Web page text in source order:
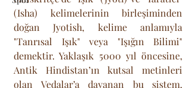
(Isha) kelimelerinin birleşiminden
doğan Jyotish, kelime anlamıyla
"Tanrısal Işık" veya "Işığın Bilimi"
demektir. Yaklaşık 5000 yıl öncesine,
Antik Hindistan’ın kutsal metinleri
olan Vedalar’a dayanan bu sistem,